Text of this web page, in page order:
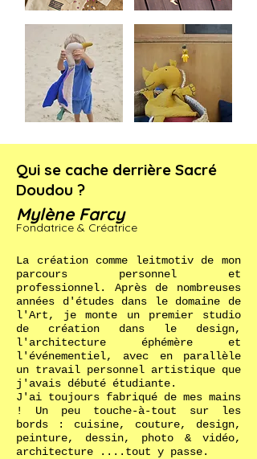
Qui se cache derrière Sacré
Doudou ?
Mylène Farcy
Fondatrice & Créatrice
La création comme leitmotiv de mon
parcours personnel et
professionnel. Après de nombreuses
années d'études dans le domaine de
l'Art, je monte un premier studio
de création dans le design,
l'architecture éphémère et
l'événementiel, avec en parallèle
un travail personnel artistique que
j'avais débuté étudiante.
J'ai toujours fabriqué de mes mains
! Un peu touche-à-tout sur les
bords : cuisine, couture, design,
peinture, dessin, photo & vidéo,
architecture ....tout y passe.